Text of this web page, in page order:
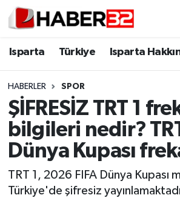
Isparta Türkiye Isparta
HABERLER SPOR
ŞİFRESİZ TRT 1
bilgileri nedir?
Dünya Kupası
TRT 1, 2026 FIFA Dünya Kupası
Türkiye'de şifresiz
Isparta
Esnaf Diyor ki;
ASAYİŞ
BİLİM VE TEKNOLOJİ
Isparta Nöbetçi Eczaneler
Isparta Trafik Yoğunluk
Süper Lig Puan Durumu ve
Tüm Manşetler